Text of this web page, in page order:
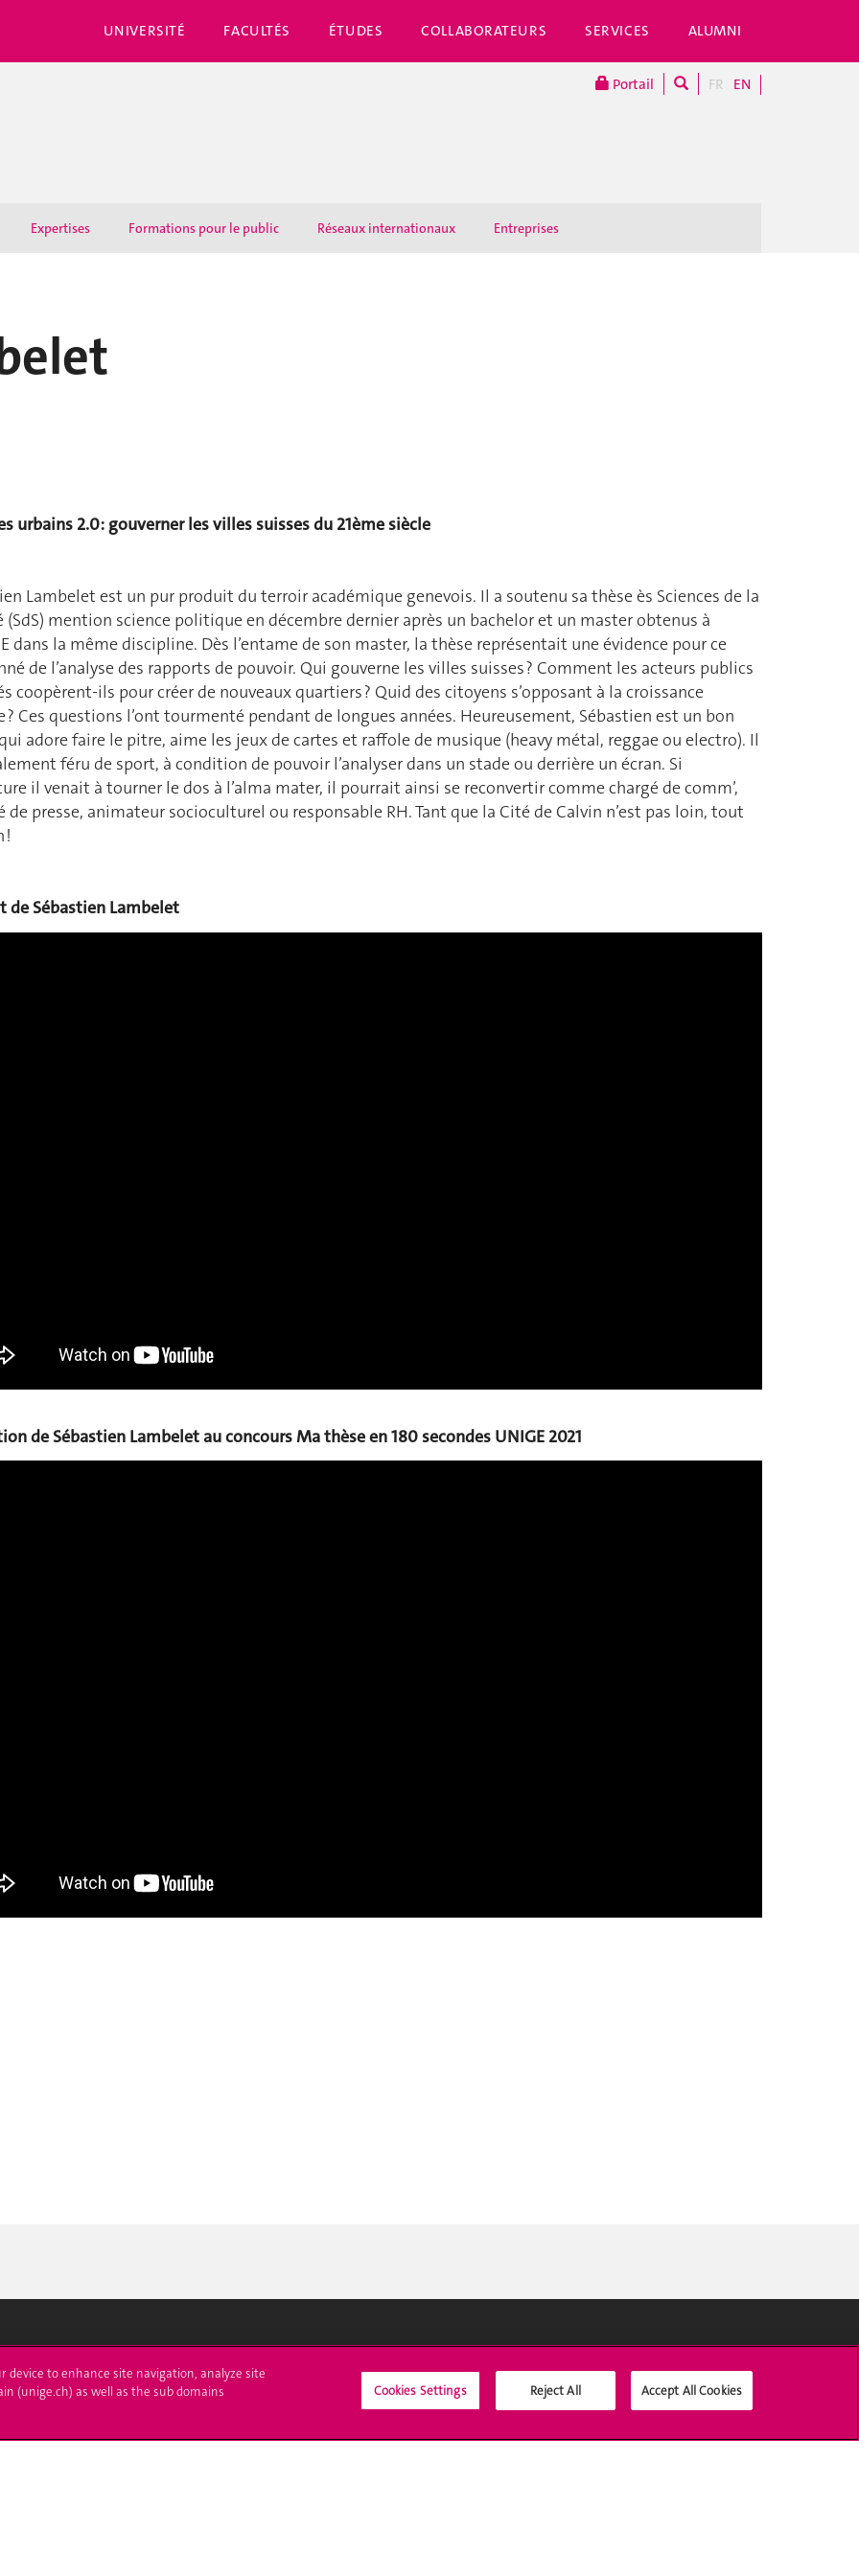
UNIVERSITÉ FACULTÉS ÉTUDES COLLABORATEURS SERVICES ALUMNI
Portail FR EN
Expertises Formations pour le public Réseaux internationaux Entreprises
urbains 2.0: gouverner les villes suisses du 21ème siècle
Lambelet est un pur produit du terroir académique genevois. Il a soutenu sa thèse ès Sciences de la
(SdS) mention science politique en décembre dernier après un bachelor et un master obtenus à
dans la même discipline. Dès l’entame de son master, la thèse représentait une évidence pour ce
de l’analyse des rapports de pouvoir. Qui gouverne les villes suisses ? Comment les acteurs publics
coopèrent-ils pour créer de nouveaux quartiers ? Quid des citoyens s’opposant à la croissance
? Ces questions l’ont tourmenté pendant de longues années. Heureusement, Sébastien est un bon
adore faire le pitre, aime les jeux de cartes et raffole de musique (heavy métal, reggae ou electro). Il
féru de sport, à condition de pouvoir l’analyser dans un stade ou derrière un écran. Si
il venait à tourner le dos à l’alma mater, il pourrait ainsi se reconvertir comme chargé de comm’,
de presse, animateur socioculturel ou responsable RH. Tant que la Cité de Calvin n’est pas loin, tout
!
de Sébastien Lambelet
de Sébastien Lambelet au concours Ma thèse en 180 secondes UNIGE 2021
à l'UNIGE
administratives
L'UNIGE vous informe
Médias
device to enhance site navigation, analyze site
(unige.ch) as well as the sub domains
Cookies Settings Reject All Accept All Cookies